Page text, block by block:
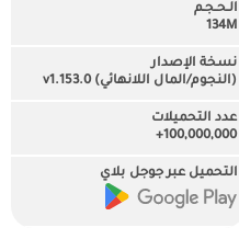
الـحـجـم
134M
نسخة الإصدار
(النجوم/المال اللانهائي) v1.153.0
عدد التحميلات
100,000,000+
التحميل عبر جوجل بلاي